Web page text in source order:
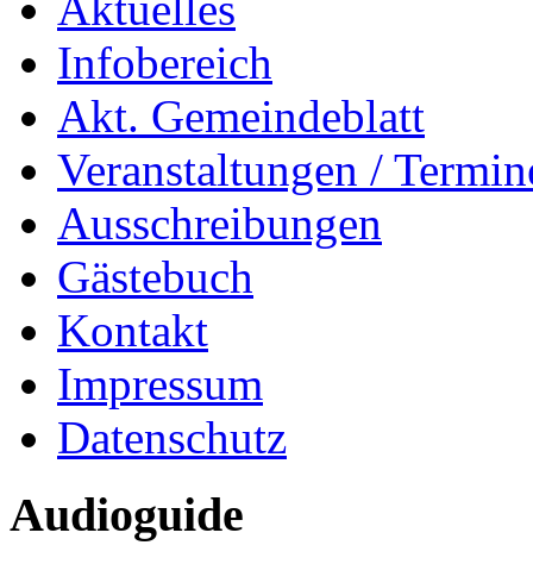
Infobereich
Akt. Gemeindeblatt
Veranstaltungen /
Ausschreibungen
Gästebuch
Kontakt
Impressum
Datenschutz
Audioguide